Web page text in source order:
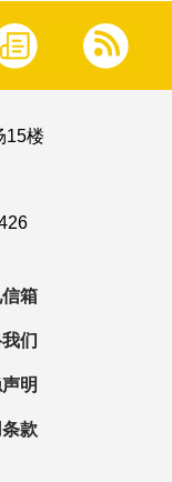
15楼
箱
们
明
款